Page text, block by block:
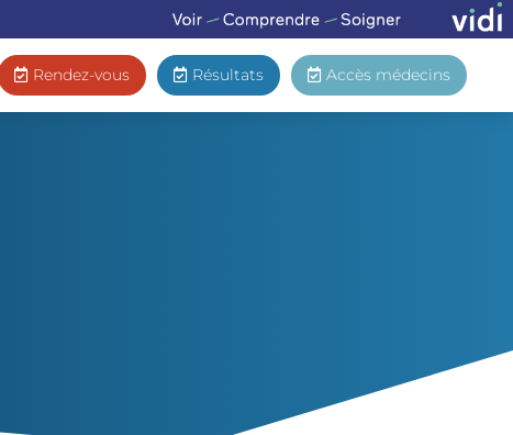
 Rendez-vous  Résultats  Accès médecins